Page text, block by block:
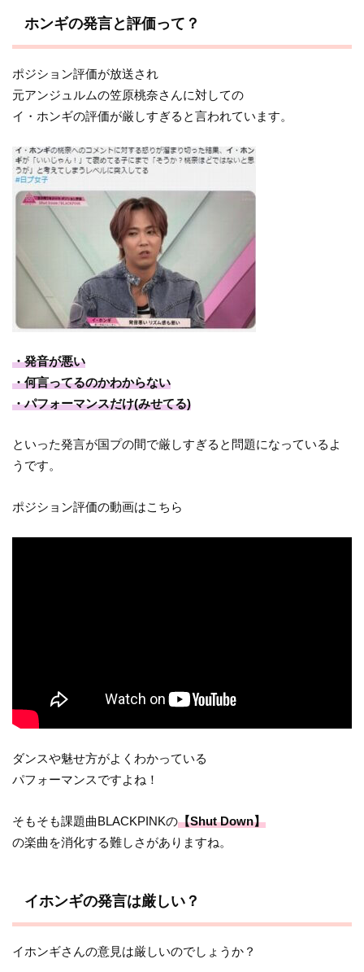
ホンギの発言と評価って？
ポジション評価が放送され
元アンジュルムの笠原桃奈さんに対しての
イ・ホンギの評価が厳しすぎると言われています。
・発音が悪い
・何言ってるのかわからない
・パフォーマンスだけ(みせてる)
といった発言が国プの間で厳しすぎると問題になっているよ
うです。
ポジション評価の動画はこちら
ダンスや魅せ方がよくわかっている
パフォーマンスですよね！
そもそも課題曲BLACKPINKの【Shut Down】
の楽曲を消化する難しさがありますね。
イホンギの発言は厳しい？
イホンギさんの意見は厳しいのでしょうか？